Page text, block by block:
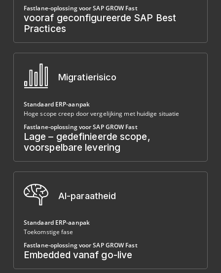
Fastlane-oplossing voor SAP GROW Fast
vooraf geconfigureerde SAP Best
Practices
Migratierisico
Standaard ERP-aanpak
Hoge scope creep door vergelijking met huidige situatie
Fastlane-oplossing voor SAP GROW Fast
Lage – gedefinieerde scope,
voorspelbare levering
Al-paraatheid
Standaard ERP-aanpak
Toekomstige fase
Fastlane-oplossing voor SAP GROW Fast
Embedded vanaf go-live